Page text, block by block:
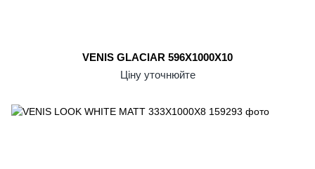
VENIS GLACIAR 596X1000X10
Ціну уточнюйте